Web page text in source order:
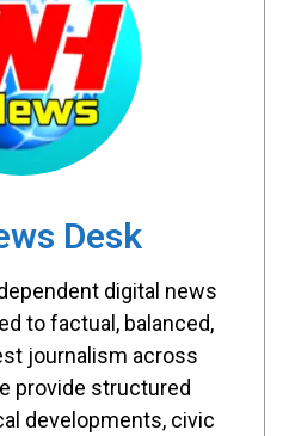
Desk
digital news
to factual, balanced,
journalism across
provide structured
developments, civic